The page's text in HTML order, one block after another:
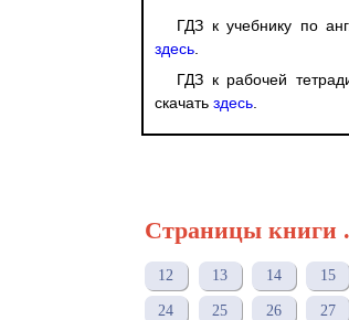
ГДЗ к учебнику по
здесь
ГДЗ к рабочей
скачать здесь
Страницы книги
12 13 14 15
24 25 26 27